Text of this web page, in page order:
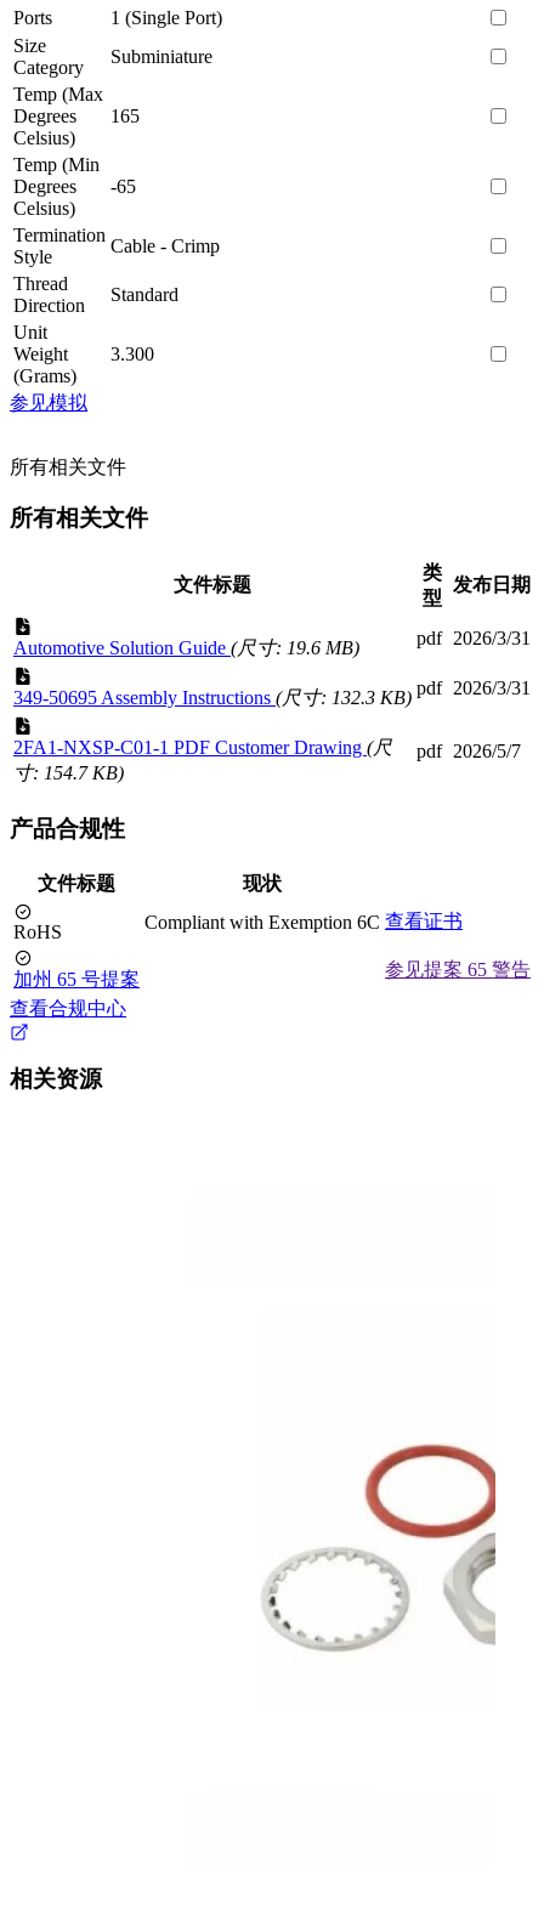
Ports
1 (Single Port)
Size
Category
Subminiature
Temp (Max
Degrees
Celsius)
165
Temp (Min
Degrees
Celsius)
-65
Termination
Style
Cable - Crimp
Thread
Direction
Standard
Unit
Weight
(Grams)
3.300
参见模拟
所有相关文件
所有相关文件
文件标题
类
型
发布日期
Automotive Solution Guide (尺寸: 19.6 MB) pdf 2026/3/31
349-50695 Assembly Instructions (尺寸: 132.3 KB) pdf 2026/3/31
2FA1-NXSP-C01-1 PDF Customer Drawing (尺
寸: 154.7 KB)
pdf 2026/5/7
产品合规性
文件标题 现状
RoHS Compliant with Exemption 6C 查看证书
加州 65 号提案
参见提案 65 警告
查看合规中心
相关资源